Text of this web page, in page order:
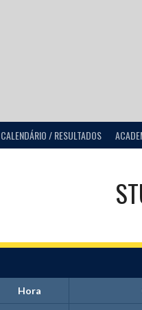
CALENDÁRIO / RESULTADOS
Hora